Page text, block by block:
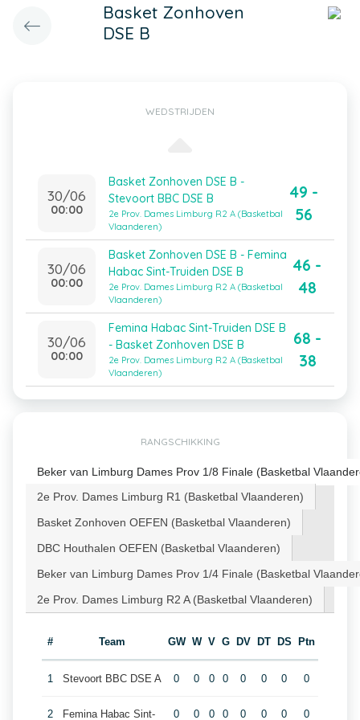
Basket Zonhoven
DSE B
WEDSTRIJDEN
30/06
00:00
Basket Zonhoven DSE B -
Stevoort BBC DSE B
2e Prov. Dames Limburg R2 A (Basketbal
Vlaanderen)
49 -
56
30/06
00:00
Basket Zonhoven DSE B - Femina
Habac Sint-Truiden DSE B
2e Prov. Dames Limburg R2 A (Basketbal
Vlaanderen)
46 -
48
30/06
00:00
Femina Habac Sint-Truiden DSE B
- Basket Zonhoven DSE B
2e Prov. Dames Limburg R2 A (Basketbal
Vlaanderen)
68 -
38
RANGSCHIKKING
Beker van Limburg Dames Prov 1/8 Finale (Basketbal
2e Prov. Dames Limburg R1 (Basketbal Vlaanderen)
Basket Zonhoven OEFEN (Basketbal Vlaanderen)
DBC Houthalen OEFEN (Basketbal Vlaanderen)
Beker van Limburg Dames Prov 1/4 Finale (Basketbal
2e Prov. Dames Limburg R2 A (Basketbal Vlaanderen)
# Team GW W V G DV DT DS Ptn
1 Stevoort BBC DSE A 0 0 0 0 0 0 0 0
2 Femina Habac Sint- 0 0 0 0 0 0 0 0